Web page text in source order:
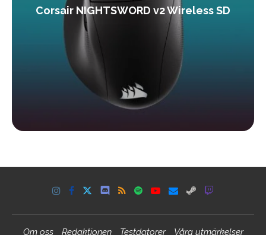
Corsair NIGHTSWORD v2 Wireless SD
Om oss Redaktionen Testdatorer Våra utmärkelser